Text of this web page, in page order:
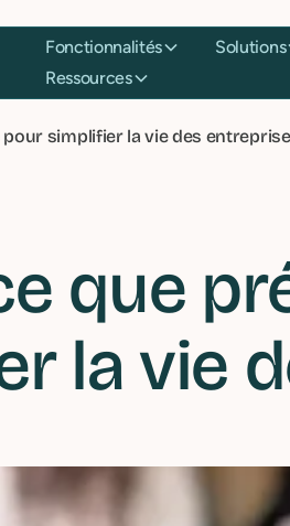
Fonctionnalités
Ressources
pour simplifier la vie des
que
la vie